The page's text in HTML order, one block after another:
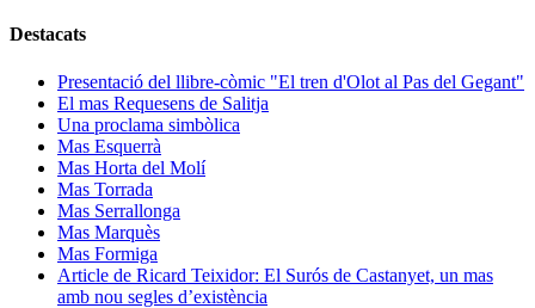
Destacats
Presentació del llibre-còmic "El tren d'Olot al Pas del Gegant"
El mas Requesens de Salitja
Una proclama simbòlica
Mas Esquerrà
Mas Horta del Molí
Mas Torrada
Mas Serrallonga
Mas Marquès
Mas Formiga
Article de Ricard Teixidor: El Surós de Castanyet, un mas
amb nou segles d’existència